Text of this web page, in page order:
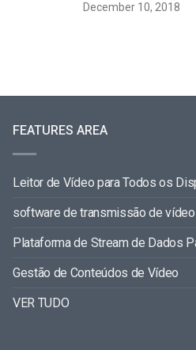
December 10, 2018
FEATURES AREA
Leitor de Vídeo para Todos os
software de transmissão de vídeo
Plataforma de Stream de Dados
Gestão de Conteúdos de Vídeo
VER TUDO